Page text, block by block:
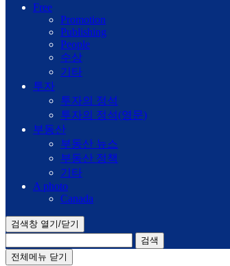
Free
Promotion
Publishing
People
수상
기타
투자
투자의 정석
투자의 정석(영문)
부동산
부동산 뉴스
부동산 정책
기타
A photo
Canada
검색창 열기/닫기
검색
전체메뉴 닫기